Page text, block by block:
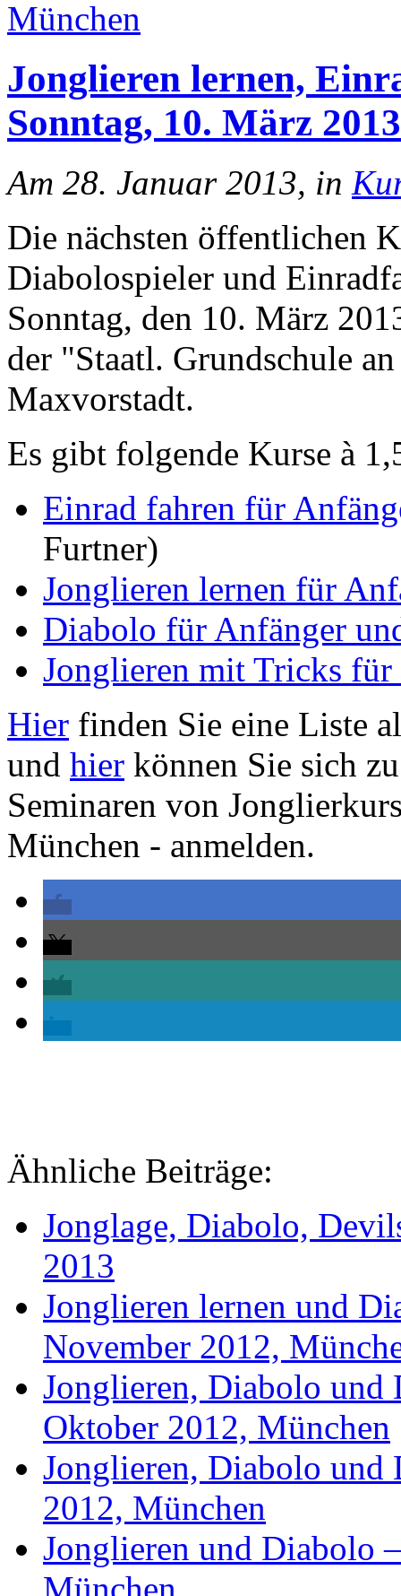
München
Jonglieren lernen,
Sonntag, 10. März 2013
Am 28. Januar 2013, in
Die nächsten öffentlichen
Diabolospieler und
Sonntag, den 10. März
der "Staatl. Grundschule
Maxvorstadt.
Es gibt folgende Kurse à
Einrad fahren für
Furtner)
Jonglieren lernen für
Diabolo für Anfänger
Jonglieren mit Tricks für
Hier finden Sie eine Liste
und hier können Sie sich
Seminaren von
München - anmelden.
Ähnliche Beiträge:
Jonglage, Diabolo,
2013
Jonglieren lernen und
November 2012,
Jonglieren, Diabolo und
Oktober 2012, München
Jonglieren, Diabolo
2012, München
Jonglieren und Diabolo
München